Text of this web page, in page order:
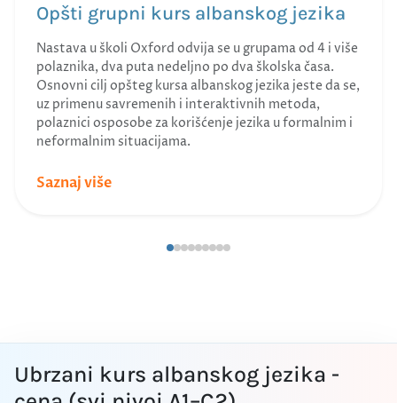
Opšti grupni kurs albanskog jezika
Nastava u školi Oxford odvija se u grupama od 4 i više
polaznika, dva puta nedeljno po dva školska časa.
Osnovni cilj opšteg kursa albanskog jezika jeste da se,
uz primenu savremenih i interaktivnih metoda,
polaznici osposobe za korišćenje jezika u formalnim i
neformalnim situacijama.
Saznaj više
Ubrzani kurs albanskog jezika -